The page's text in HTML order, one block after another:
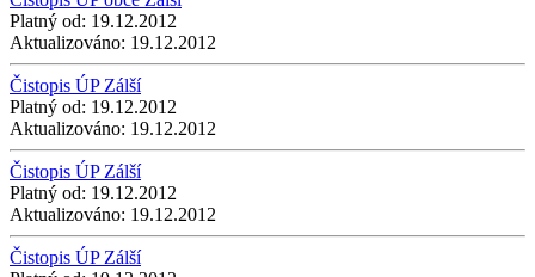
Platný od: 19.12.2012
Aktualizováno: 19.12.2012
Čistopis ÚP Zálší
Platný od: 19.12.2012
Aktualizováno: 19.12.2012
Čistopis ÚP Zálší
Platný od: 19.12.2012
Aktualizováno: 19.12.2012
Čistopis ÚP Zálší